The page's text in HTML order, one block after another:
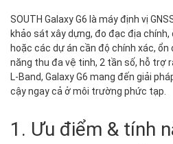
SOUTH Galaxy G6 là máy định vị
khảo sát xây dựng, đo đạc địa
hoặc các dự án cần độ chính xác, ổn
năng thu đa vệ tinh, 2 tần số, hỗ trợ
L‑Band, Galaxy G6 mang đến giải
cậy ngay cả ở môi trường phức tạp.
1. Ưu điểm & tính